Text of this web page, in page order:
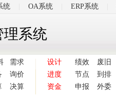
统 OA系统 ERP系统
理系统
需求
询价
决算
设计 绩效 废旧
进度
节点 到排
资金
申报 外委